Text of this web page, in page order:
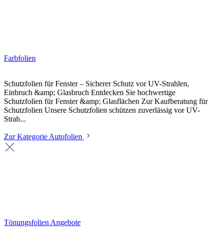
Farbfolien
Schutzfolien für Fenster – Sicherer Schutz vor UV-Strahlen,
Einbruch &amp; Glasbruch Entdecken Sie hochwertige
Schutzfolien für Fenster &amp; Glasflächen Zur Kaufberatung für
Schutzfolien Unsere Schutzfolien schützen zuverlässig vor UV-
Strah...
Zur Kategorie Autofolien
Tönungsfolien Angebote